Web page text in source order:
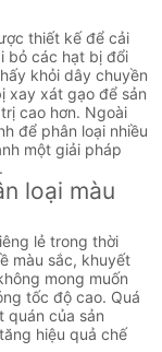
thiết kế để cải
bỏ các hạt bị đổi
khỏi dây chuyền
xay xát gạo để sản
cao hơn. Ngoài
để phân loại nhiều
một giải pháp
loại màu
lẻ trong thời
màu sắc, khuyết
mong muốn
tốc độ cao. Quá
quán của sản
hiệu quả chế